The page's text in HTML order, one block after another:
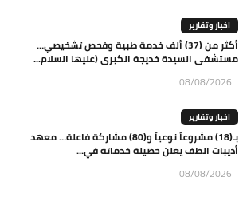
اخبار وتقارير
أكثر من (37) ألف خدمة طبية وفحص تشخيصي…
مستشفى السيدة خديجة الكبرى (عليها السلام...
08/08/2026
اخبار وتقارير
بـ(18) مشروعاً نوعياً و(80) مشاركة فاعلة… معهد
أديبات الطف يعلن حصيلة خدماته في...
08/08/2026